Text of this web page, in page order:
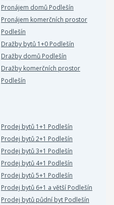
Pronájem domů Podlešín
Pronájem komerčních prostor
Podlešín
Dražby bytů 1+0 Podlešín
Dražby domů Podlešín
Dražby komerčních prostor
Podlešín
Prodej bytů 1+1 Podlešín
Prodej bytů 2+1 Podlešín
Prodej bytů 3+1 Podlešín
Prodej bytů 4+1 Podlešín
Prodej bytů 5+1 Podlešín
Prodej bytů 6+1 a větší Podlešín
Prodej bytů půdní byt Podlešín